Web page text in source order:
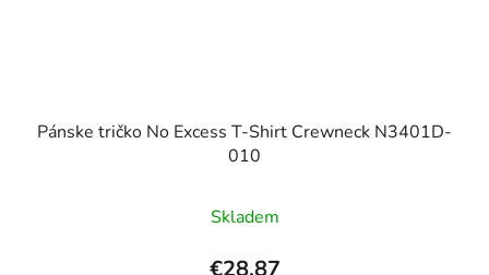
Pánske tričko No Excess T-Shirt Crewneck N3401D-
010
Skladem